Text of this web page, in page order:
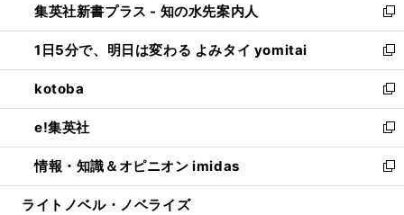
く
ド
ウ
で
開
く
ィ
ン
ド
ウ
で
開
く
い
ウ
ィ
ン
ド
ウ
で
開
く
集英社新書プラス - 知の水先案内人
新
し
い
ウ
ィ
ン
ド
ウ
で
開
1日5分で、明日は変わる よみタイ yomitai
新
し
い
ウ
ィ
ン
ド
ウ
kotoba
新
し
い
ウ
ィ
ン
e!集英社
新
し
い
ウ
情報・知識＆オピニオン imidas
新
し
ライトノベル・ノベライズ